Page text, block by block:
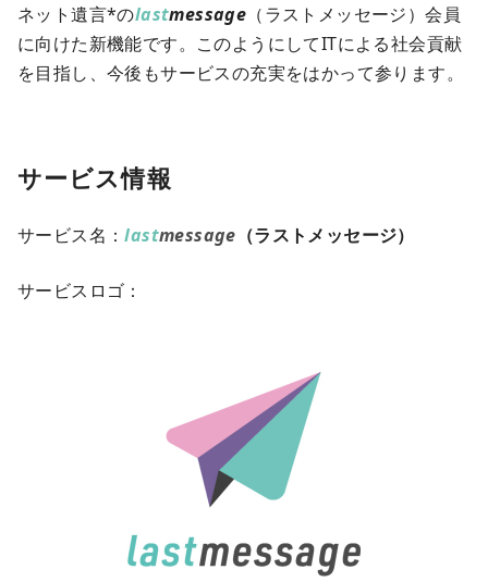
ネット遺言*のlastmessage （ラストメッセージ）会員
に向けた新機能です。このようにしてITによる社会貢献
を目指し、今後もサービスの充実をはかって参ります。
サービス情報
サービス名：lastmessage （ラストメッセージ）
サービスロゴ：